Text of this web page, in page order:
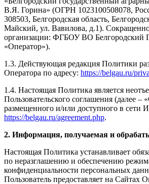
В.Я. Горина» (ОГРН 1023100508078,
308503, Белгородская область,
Майский, ул. Вавилова, д.1).
организации: ФГБОУ ВО Белгородский
«Оператор»).
1.3. Действующая редакция Политики
Оператора по адресу: https://belgau.ru/
1.4. Настоящая Политика является
Пользовательского соглашения (далее –
размещенного и/или доступного в сети
https://belgau.ru/agreement.php.
2. Информация, получаемая и
Настоящая Политика устанавливает
по неразглашению и обеспечению
конфиденциальности персональных
Пользователь предоставляет на Сайтах